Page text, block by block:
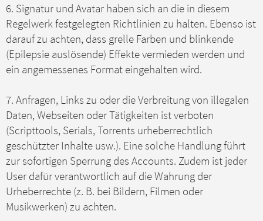
6. Signatur und Avatar haben sich an die in diesem
Regelwerk festgelegten Richtlinien zu halten. Ebenso ist
darauf zu achten, dass grelle Farben und blinkende
(Epilepsie auslösende) Effekte vermieden werden und
ein angemessenes Format eingehalten wird.
7. Anfragen, Links zu oder die Verbreitung von illegalen
Daten, Webseiten oder Tätigkeiten ist verboten
(Scripttools, Serials, Torrents urheberrechtlich
geschützter Inhalte usw.). Eine solche Handlung führt
zur sofortigen Sperrung des Accounts. Zudem ist jeder
User dafür verantwortlich auf die Wahrung der
Urheberrechte (z. B. bei Bildern, Filmen oder
Musikwerken) zu achten.